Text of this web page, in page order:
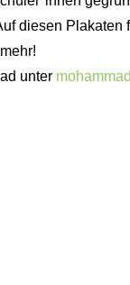
diesen Plakaten
unter